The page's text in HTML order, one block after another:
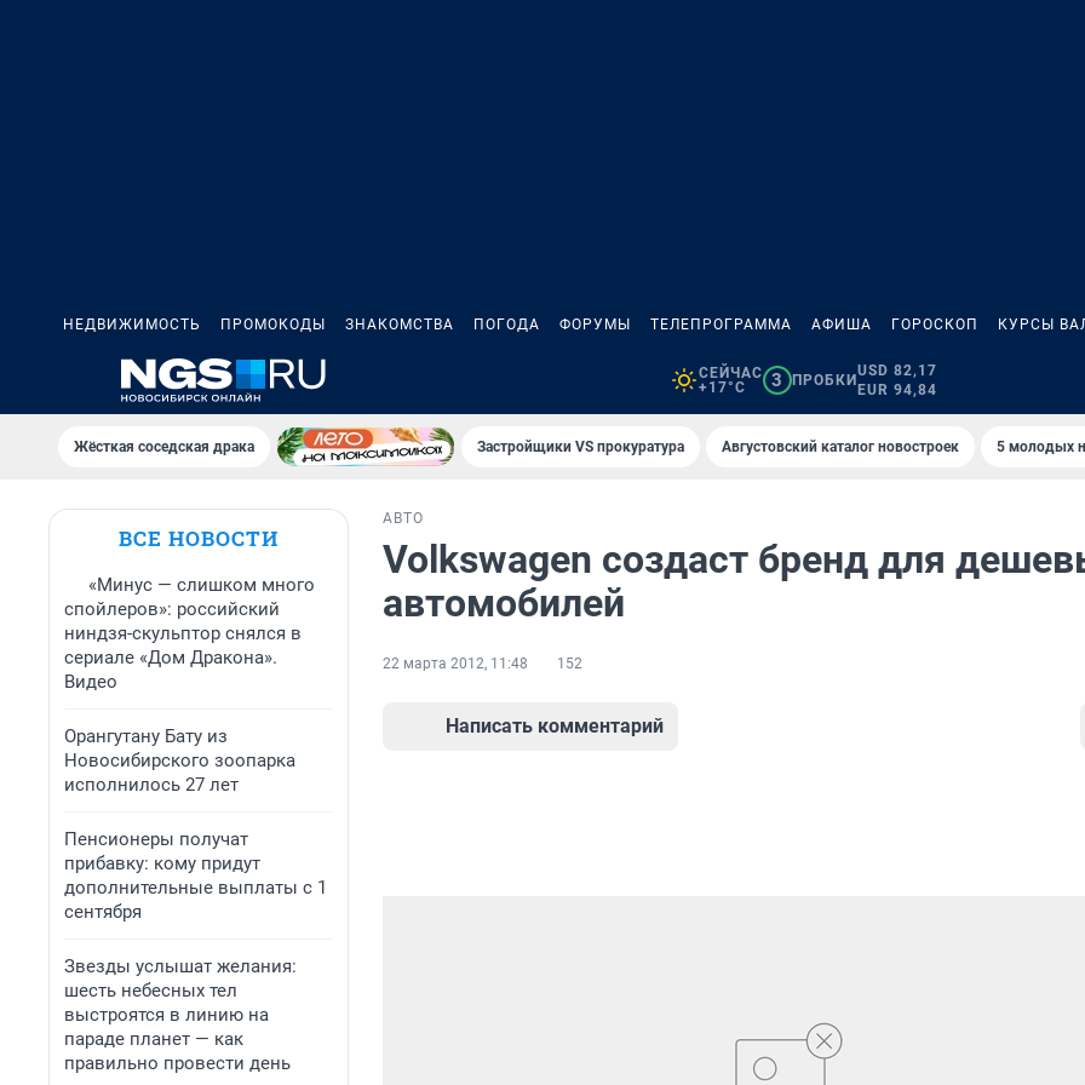
НЕДВИЖИМОСТЬ ПРОМОКОДЫ ЗНАКОМСТВА ПОГОДА ФОРУМЫ ТЕЛЕПРОГРАММА АФИША ГОРОСКОП КУРСЫ
СЕЙЧАС
+17°C
3 ПРОБКИ
USD 82,17
EUR 94,84
Жёсткая соседская драка Застройщики VS прокуратура Августовский каталог новостроек 5 молодых
ВСЕ НОВОСТИ
«Минус — слишком много
спойлеров»: российский
ниндзя-скульптор снялся в
сериале «Дом Дракона».
Видео
Орангутану Бату из
Новосибирского зоопарка
исполнилось 27 лет
Пенсионеры получат
прибавку: кому придут
дополнительные выплаты с 1
сентября
Звезды услышат желания:
шесть небесных тел
выстроятся в линию на
параде планет — как
правильно провести день
АВТО
Volkswagen создаст бренд для
автомобилей
22 марта 2012, 11:48 152
Написать комментарий